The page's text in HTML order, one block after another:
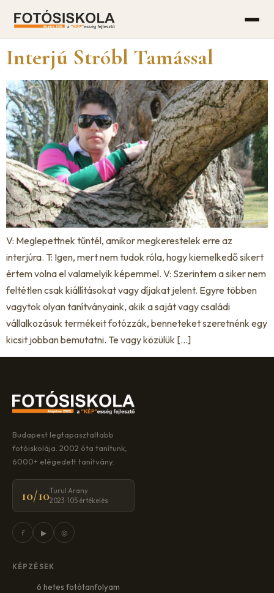
Interjú Stróbl Tamással
V: Meglepettnek tűntél, amikor megkerestelek erre az
interjúra. T: Igen, mert nem tudok róla, hogy kiemelkedő sikert
értem volna el valamelyik képemmel. V: Szerintem a siker nem
feltétlen csak kiállításokat vagy díjakat jelent. Egyre többen
vagytok olyan tanítványaink, akik a saját vagy családi
vállalkozásuk termékeit fotózzák, benneteket szeretnénk egy
kicsit jobban bemutatni. Te vagy közülük […]
Budapest legtapasztaltabb
fotóiskolája. 2002 óta tanítunk,
6000+ elégedett tanítvány.
10/10Turul Arany
2023 · 105 értékelés
f ▶ ◎
KÉPZÉSEK
6 hetes fotótanfolyam